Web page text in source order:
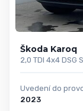
Škoda Karoq
2,0 TDI 4x4 DSG
Uvedení do
2023